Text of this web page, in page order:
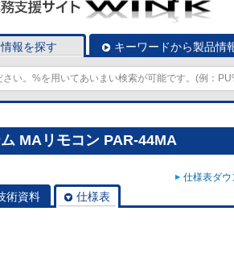
報を探す キーワードから製品情
MAリモコン PAR-44MA
仕様表ダ
術資料 仕様表